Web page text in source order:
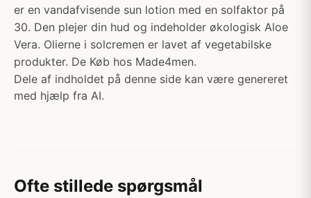
er en vandafvisende sun lotion med en solfaktor på
30. Den plejer din hud og indeholder økologisk Aloe
Vera. Olierne i solcremen er lavet af vegetabilske
produkter. De Køb hos Made4men.
Dele af indholdet på denne side kan være genereret
med hjælp fra AI.
Ofte stillede spørgsmål